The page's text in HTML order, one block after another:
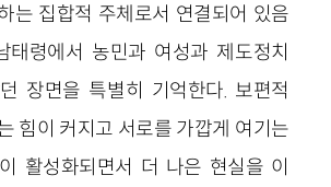
는 집합적 주체로서 연결되어 있음
태령에서 농민과 여성과 제도정치
장면을 특별히 기억한다. 보편적
힘이 커지고 서로를 가깝게 여기는
활성화되면서 더 나은 현실을 이